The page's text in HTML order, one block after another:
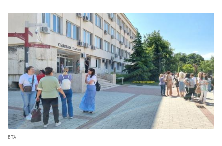
БТА